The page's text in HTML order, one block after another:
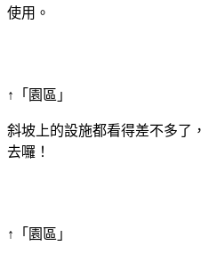
使用。
↑「園區」
斜坡上的設施都看得差不多了
去囉！
↑「園區」